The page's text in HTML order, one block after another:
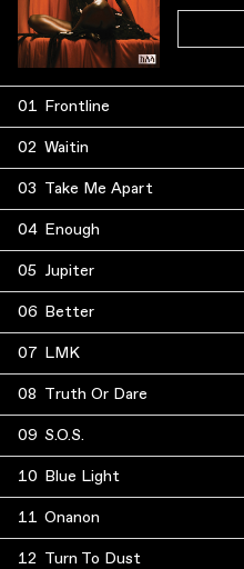
01 Frontline
02 Waitin
03 Take Me Apart
04 Enough
05 Jupiter
06 Better
07 LMK
08 Truth Or Dare
09 S.O.S.
10 Blue Light
11 Onanon
12 Turn To Dust